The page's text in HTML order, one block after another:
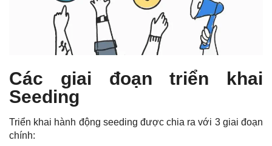
Các giai đoạn triển khai
Seeding
Triển khai hành động seeding được chia ra với 3 giai đoạn
chính: